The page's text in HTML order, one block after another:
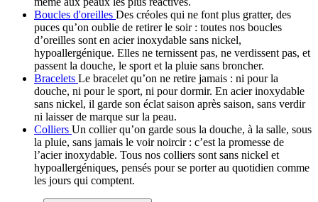
Boucles d'oreilles Des créoles qui ne font plus gratter, des
puces qu’on oublie de retirer le soir : toutes nos boucles
d’oreilles sont en acier inoxydable sans nickel,
hypoallergénique. Elles ne ternissent pas, ne verdissent pas, et
passent la douche, le sport et la pluie sans broncher.
Bracelets Le bracelet qu’on ne retire jamais : ni pour la
douche, ni pour le sport, ni pour dormir. En acier inoxydable
sans nickel, il garde son éclat saison après saison, sans verdir
ni laisser de marque sur la peau.
Colliers Un collier qu’on garde sous la douche, à la salle, sous
la pluie, sans jamais le voir noircir : c’est la promesse de
l’acier inoxydable. Tous nos colliers sont sans nickel et
hypoallergéniques, pensés pour se porter au quotidien comme
les jours qui comptent.